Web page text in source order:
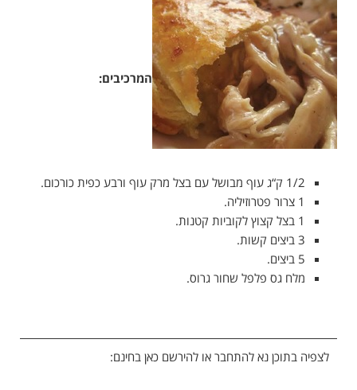
המרכיבים:
1/2 ק“ג עוף מבושל עם בצל מרק עוף ורבע כפית כורכום.
1 צרור פטרוזיליה.
1 בצל קצוץ לקוביות קטנות.
3 ביצים קשות.
5 ביצים.
מלח גס פלפל שחור גרוס.
לצפיה בתוכן נא להתחבר או להירשם כאן בחינם: